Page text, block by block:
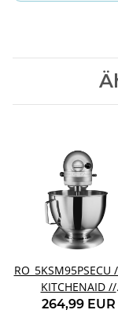
RO_5KSM95PSECU
KITCHENAID //
5KSM95PSECU
264,99 EUR